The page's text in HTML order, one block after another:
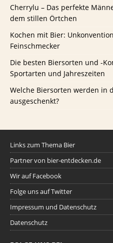
Cherrylu – Das perfekte
dem stillen Örtchen
Kochen mit Bier:
Feinschmecker
Die besten Biersorten und -
Sportarten und Jahreszeiten
Welche Biersorten werden in
ausgeschenkt?
Links zum Thema Bier
Partner von bier-entdecken.de
Wir auf Facebook
Folge uns auf Twitter
Impressum und Datenschutz
Datenschutz